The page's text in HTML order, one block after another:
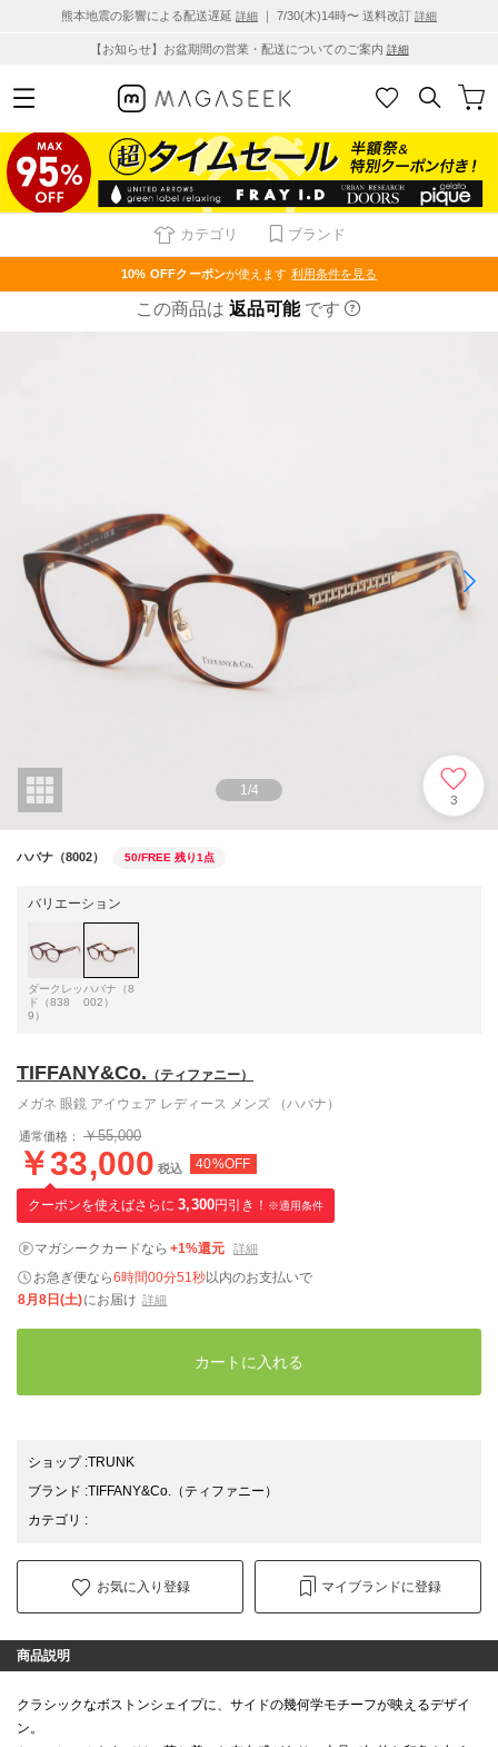
熊本地震の影響による配送遅延 詳細 ｜ 7/30(木)14時〜 送料改訂 詳細
【お知らせ】お盆期間の営業・配送についてのご案内 詳細
カテゴリ ブランド
10% OFFクーポンが使えます 利用条件を見る
この商品は 返品可能 です
1 /4
3
ハバナ（8002） 50/FREE 残り1点
バリエーション
ダークレッ
ド（838
9）
ハバナ（8
002）
TIFFANY&Co. （ティファニー）
メガネ 眼鏡 アイウェア レディース メンズ （ハバナ）
通常価格： ￥55,000
￥33,000 税込 40%OFF
クーポンを使えばさらに 3,300円引き！ ※適用条件
マガシークカードなら +1%還元 詳細
お急ぎ便なら6時間00分50秒以内のお支払いで
8月8日(土)にお届け 詳細
カートに入れる
ショップ:TRUNK
ブランド :TIFFANY&Co.
（ティファニー）
カテゴリ :
お気に入り登録 マイブランドに登録
商品説明
クラシックなボストンシェイプに、サイドの幾何学モチーフが映えるデザイ
ン。